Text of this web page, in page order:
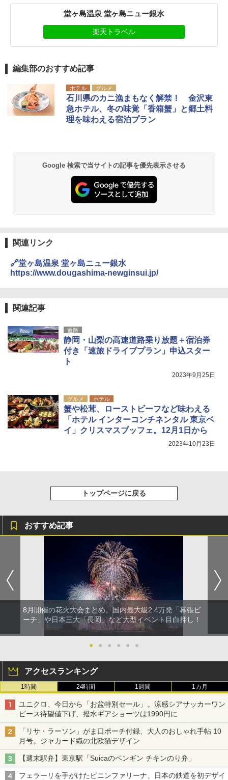
堂ヶ島温泉 堂ヶ島ニュー銀水
楽天トラベル
編集部のおすすめ記事
ホテル グルメ
石川県のカニ漁まもなく解禁！ 金沢東
急ホテル、冬の味覚「香箱蟹」と郷土料
理を味わえる宿泊プラン
Google 検索で当サイトの記事を優先表示させる
関連リンク
🔗堂ヶ島温泉 堂ヶ島ニュー銀水
https://www.dougashima-newginsui.jp/
関連記事
道路
静岡・山梨の高速道路乗り放題＋宿泊券
付き「速旅ドライブプラン」申込スター
ト
2023年9月25日
グルメ ホテル
蟹や松茸、ローストビーフなど味わえる
「ホテル インターコンチネンタル 東京ベ
イ」クリスマスブッフェ。12月1日から
2023年10月23日
トップページに戻る
おすすめ記事
8月開催の花火大会まとめ。国内最大級2.4万発「幕張ビ
ーチ」や日本三大「長岡」など大型イベント目白押し！
● ● ● ● ● ●
アクセスランキング
1時間 24時間 1週間 1カ月
ユニクロ、今日から「お盆特別セール」。涼感シアサッカーワン
ピース待望値下げ、撥水ギアショーツは1990円に
「リサ・ラーソン」がま口ポーチ付録、大人のおしゃれ手帖 10
月号。ジャカード織の北欧猫デザイン
【週末駅弁】東京駅「Suicaのペンギン チキンのり弁」
フェラーリを手がけたピニンファリーナ、日本の鉄道を初デザイ